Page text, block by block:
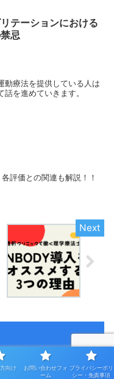
テーションにおける
忌
動療法を提供している人は
を進めていきます。
評価との関連も解説！！
向け
お問い合わせフォ
ーム
プライバシーポリ
シー・免責事項